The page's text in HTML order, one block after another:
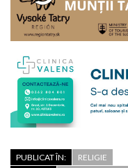
PUBLICAT ÎN:
RELIGIE